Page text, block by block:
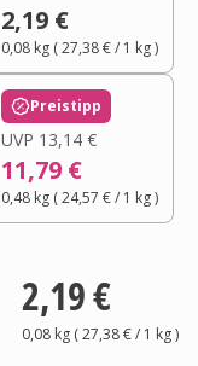
2,19 €
0,08 kg(27,38 €/ 1 kg)
Preistipp
UVP 13,14 €
11,79 €
0,48 kg(24,57 €/ 1 kg)
2,19 €
0,08 kg(27,38 €/ 1 kg)